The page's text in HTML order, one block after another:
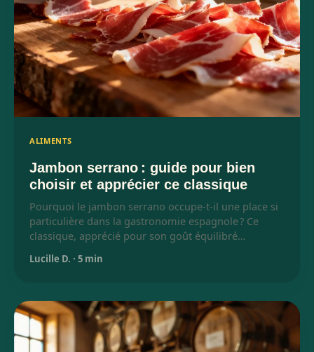
ALIMENTS
Jambon serrano : guide pour bien
choisir et apprécier ce classique
Pourquoi le jambon serrano occupe-t-il une place si
particulière dans la gastronomie espagnole ? Ce
classique, apprécié pour son goût équilibré…
Lucille D. · 5 min